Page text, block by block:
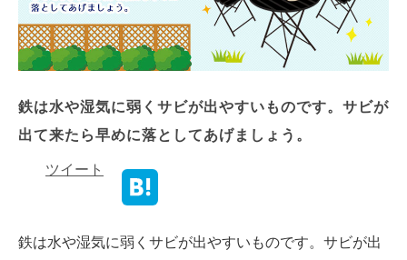
鉄は水や湿気に弱くサビが出やすいものです。サビが
出て来たら早めに落としてあげましょう。
ツイート
鉄は水や湿気に弱くサビが出やすいものです。サビが出